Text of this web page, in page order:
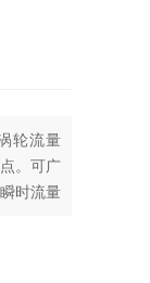
轮流量
。可广
时流量